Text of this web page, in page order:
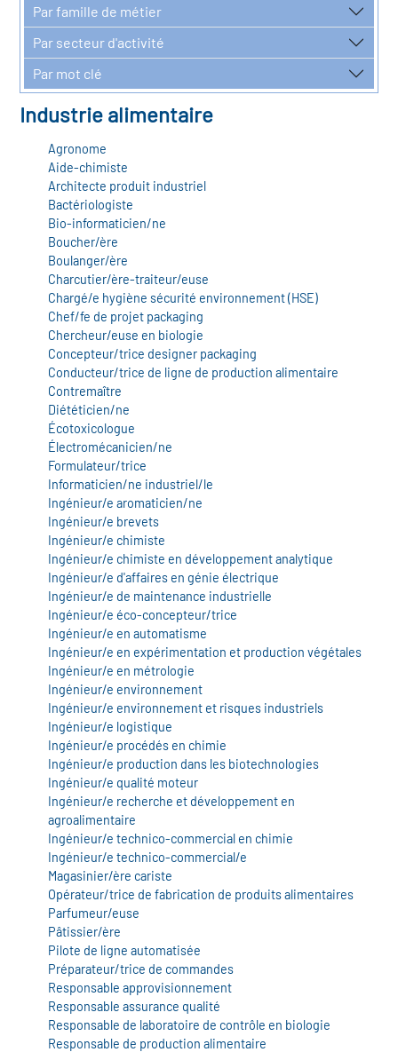
les métiers
clés métiers et
lieu d'information ou
des métiers en
de l'Economie
Solidaire (ESS)
du secteur sanitaire
de l'Industrie
emploi-formation
des transitions
de construction)
des secteurs(en
construction)
Par famille de métier
Par secteur d'activité
Par mot clé
Industrie alimentaire
Agronome
Aide-chimiste
Architecte produit industriel
Bactériologiste
Bio-informaticien/ne
Boucher/ère
Boulanger/ère
Charcutier/ère-traiteur/euse
Chargé/e hygiène sécurité environnement (HSE)
Chef/fe de projet packaging
Chercheur/euse en biologie
Concepteur/trice designer packaging
Conducteur/trice de ligne de production alimentaire
Contremaître
Diététicien/ne
Écotoxicologue
Électromécanicien/ne
Formulateur/trice
Informaticien/ne industriel/le
Ingénieur/e aromaticien/ne
Ingénieur/e brevets
Ingénieur/e chimiste
Ingénieur/e chimiste en développement analytique
Ingénieur/e d'affaires en génie électrique
Ingénieur/e de maintenance industrielle
Ingénieur/e éco-concepteur/trice
Ingénieur/e en automatisme
Ingénieur/e en expérimentation et production végétales
Ingénieur/e en métrologie
Ingénieur/e environnement
Ingénieur/e environnement et risques industriels
Ingénieur/e logistique
Ingénieur/e procédés en chimie
Ingénieur/e production dans les biotechnologies
Ingénieur/e qualité moteur
Ingénieur/e recherche et développement en
agroalimentaire
Ingénieur/e technico-commercial en chimie
Ingénieur/e technico-commercial/e
Magasinier/ère cariste
Opérateur/trice de fabrication de produits alimentaires
Parfumeur/euse
Pâtissier/ère
Pilote de ligne automatisée
Préparateur/trice de commandes
Responsable approvisionnement
Responsable assurance qualité
Responsable de laboratoire de contrôle en biologie
Responsable de production alimentaire